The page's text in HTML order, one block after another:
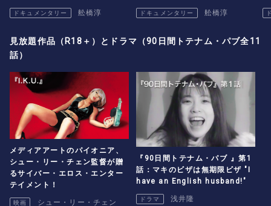
ドキュメンタリー 舩橋淳 ドキュメンタリー 舩橋淳
見放題作品（R18＋）とドラマ（90日間トテナム・パブ全11
話）
メディアアートのパイオニア、
シュー・リー・チェン監督が贈
るサイバー・エロス・エンター
テイメント！
映画 シュー・リー・チェン
『90日間トテナム・パブ 』第1
話：マキのビザは無期限ビザ "I
have an English husband!"
ドラマ 浅井隆